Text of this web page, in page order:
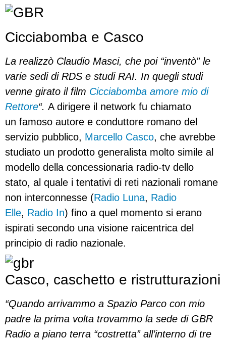
Cicciabomba e Casco
La realizzò Claudio Masci, che poi “inventò” le
varie sedi di RDS e studi RAI. In quegli studi
venne girato il film Cicciabomba amore mio di
Rettore“. A dirigere il network fu chiamato
un famoso autore e conduttore romano del
servizio pubblico, Marcello Casco, che avrebbe
studiato un prodotto generalista molto simile al
modello della concessionaria radio-tv dello
stato, al quale i tentativi di reti nazionali romane
non interconnesse (Radio Luna, Radio
Elle, Radio In) fino a quel momento si erano
ispirati secondo una visione raicentrica del
principio di radio nazionale.
Casco, caschetto e ristrutturazioni
“Quando arrivammo a Spazio Parco con mio
padre la prima volta trovammo la sede di GBR
Radio a piano terra “costretta” all’interno di tre